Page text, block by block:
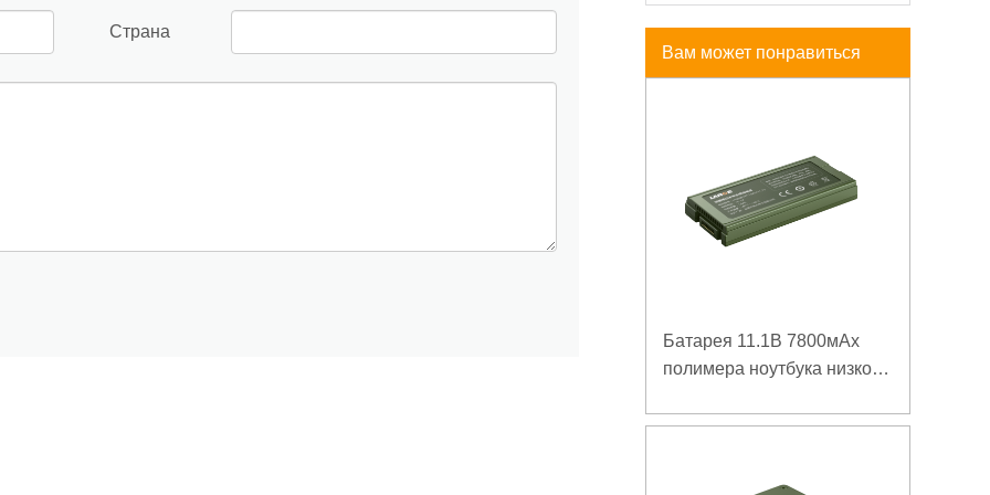
Страна
Вам может понравиться
Батарея 11.1В 7800мАх
полимера ноутбука низкой
плотности энергии